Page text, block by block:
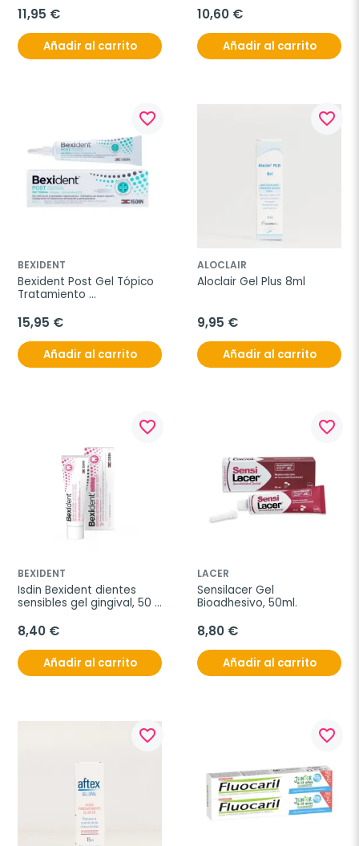
11,95 €
Añadir al carrito
10,60 €
Añadir al carrito
favorite_border
BEXIDENT
Bexident Post Gel Tópico
Tratamiento
15,95 €
Añadir al carrito
favorite_border
ALOCLAIR
Aloclair Gel Plus 8ml
9,95 €
Añadir al carrito
favorite_border
BEXIDENT
Isdin Bexident dientes
sensibles gel gingival, 50
8,40 €
Añadir al carrito
favorite_border
LACER
Sensilacer Gel
Bioadhesivo, 50ml.
8,80 €
Añadir al carrito
favorite_border favorite_border